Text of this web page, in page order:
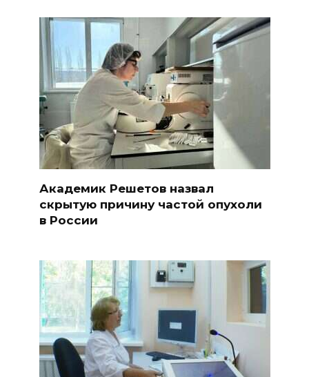
Академик Решетов назвал
скрытую причину частой опухоли
в России